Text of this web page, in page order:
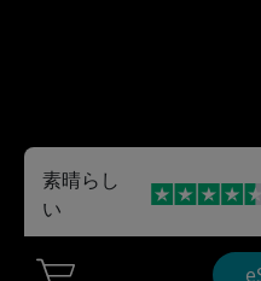
素晴らし
い